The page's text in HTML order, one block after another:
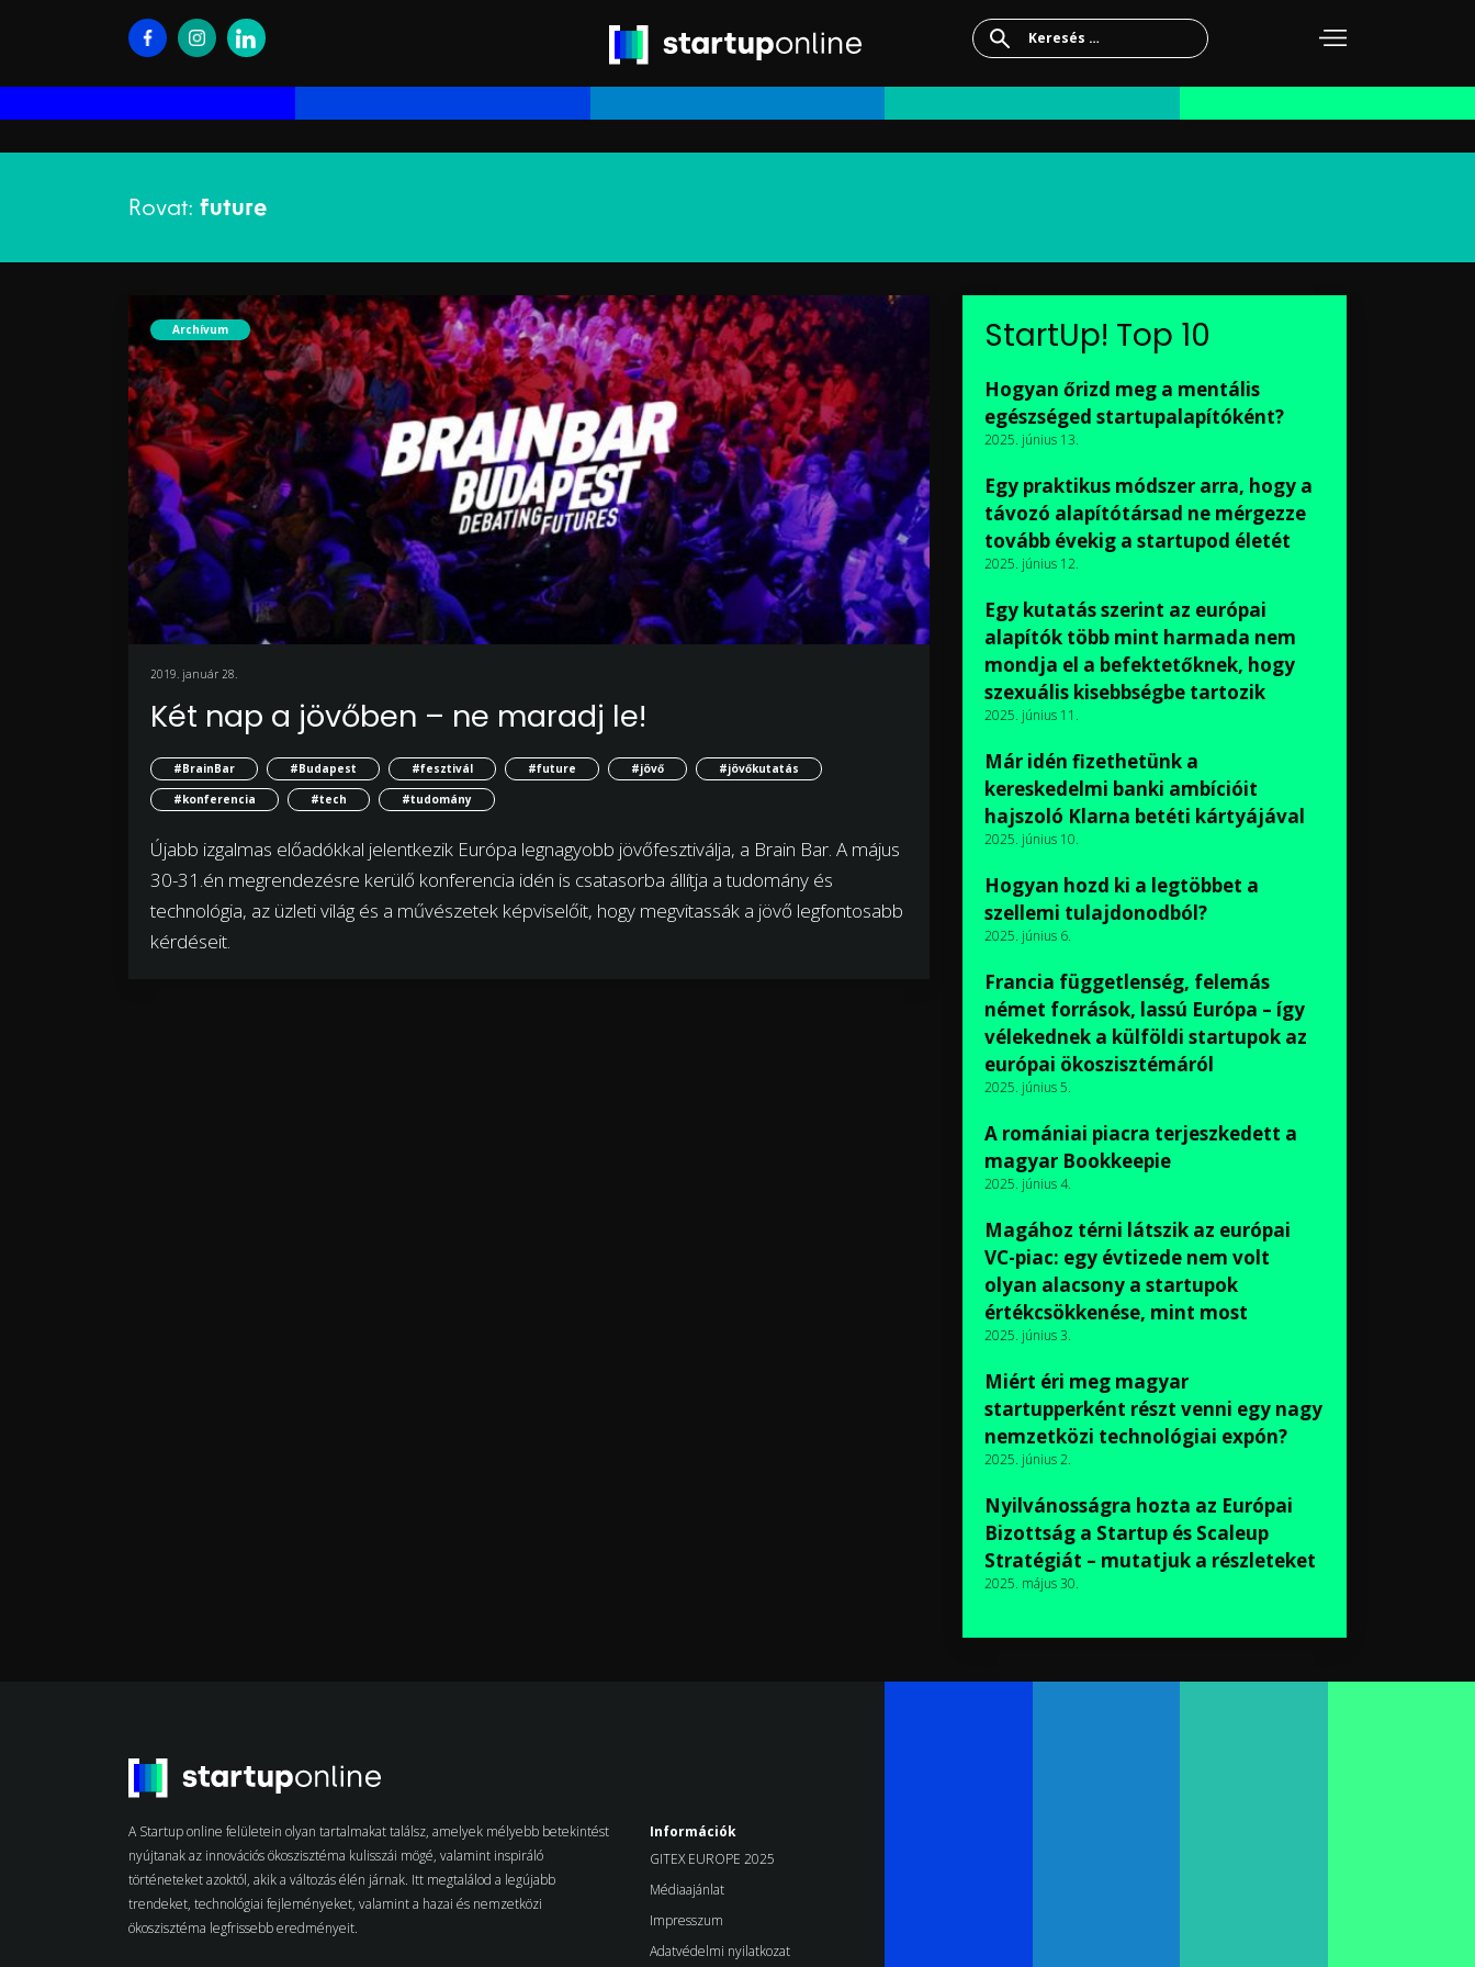
Keresés:
Rovat: future
Archívum
2019. január 28.
Két nap a jövőben – ne maradj le!
#BrainBar #Budapest #fesztivál #future #jövő
#jövőkutatás
#konferencia
#tech #tudomány
Újabb izgalmas előadókkal jelentkezik Európa legnagyobb jövőfesztiválja, a Brain Bar. A május
30-31.én megrendezésre kerülő konferencia idén is csatasorba állítja a tudomány és
technológia, az üzleti világ és a művészetek képviselőit, hogy megvitassák a jövő legfontosabb
kérdéseit.
StartUp! Top 10
Hogyan őrizd meg a mentális
egészséged startupalapítóként?
2025. június 13.
Egy praktikus módszer arra, hogy a
távozó alapítótársad ne mérgezze
tovább évekig a startupod életét
2025. június 12.
Egy kutatás szerint az európai
alapítók több mint harmada nem
mondja el a befektetőknek, hogy
szexuális kisebbségbe tartozik
2025. június 11.
Már idén fizethetünk a
kereskedelmi banki ambícióit
hajszoló Klarna betéti kártyájával
2025. június 10.
Hogyan hozd ki a legtöbbet a
szellemi tulajdonodból?
2025. június 6.
Francia függetlenség, felemás
német források, lassú Európa – így
vélekednek a külföldi startupok az
európai ökoszisztémáról
2025. június 5.
A romániai piacra terjeszkedett a
magyar Bookkeepie
2025. június 4.
Magához térni látszik az európai
VC-piac: egy évtizede nem volt
olyan alacsony a startupok
értékcsökkenése, mint most
2025. június 3.
Miért éri meg magyar
startupperként részt venni egy nagy
nemzetközi technológiai expón?
2025. június 2.
Nyilvánosságra hozta az Európai
Bizottság a Startup és Scaleup
Stratégiát – mutatjuk a részleteket
2025. május 30.
A Startup online felületein olyan tartalmakat találsz, amelyek mélyebb betekintést
nyújtanak az innovációs ökoszisztéma kulisszái mögé, valamint inspiráló
történeteket azoktól, akik a változás élén járnak. Itt megtalálod a legújabb
trendeket, technológiai fejleményeket, valamint a hazai és nemzetközi
ökoszisztéma legfrissebb eredményeit.
Információk
GITEX EUROPE 2025
Médiaajánlat
Impresszum
Adatvédelmi nyilatkozat